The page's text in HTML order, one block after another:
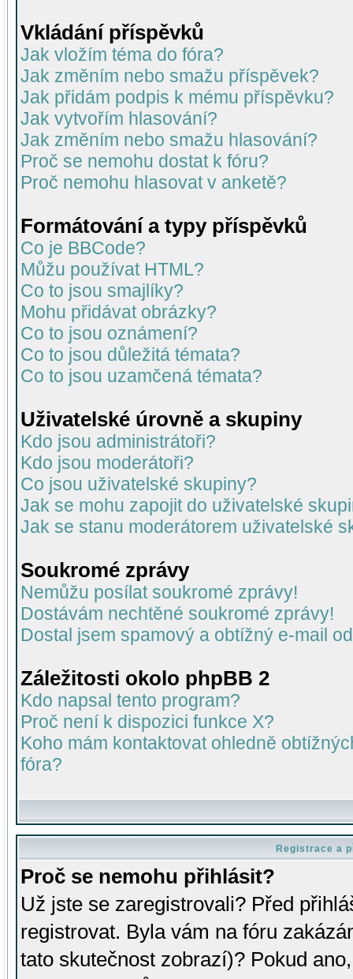
Vkládání příspěvků
Jak vložím téma do fóra?
Jak změním nebo smažu příspěvek?
Jak přidám podpis k mému příspěvku?
Jak vytvořím hlasování?
Jak změním nebo smažu hlasování?
Proč se nemohu dostat k fóru?
Proč nemohu hlasovat v anketě?
Formátování a typy příspěvků
Co je BBCode?
Můžu používat HTML?
Co to jsou smajlíky?
Mohu přidávat obrázky?
Co to jsou oznámení?
Co to jsou důležitá témata?
Co to jsou uzamčená témata?
Uživatelské úrovně a skupiny
Kdo jsou administrátoři?
Kdo jsou moderátoři?
Co jsou uživatelské skupiny?
Jak se mohu zapojit do uživatelské
Jak se stanu moderátorem uživatelské
Soukromé zprávy
Nemůžu posílat soukromé zprávy!
Dostávám nechtěné soukromé zprávy!
Dostal jsem spamový a obtížný e-mail
Záležitosti okolo phpBB 2
Kdo napsal tento program?
Proč není k dispozici funkce X?
Koho mám kontaktovat ohledně
fóra?
Registrace a
Proč se nemohu přihlásit?
Už jste se zaregistrovali? Před
registrovat. Byla vám na fóru
tato skutečnost zobrazí)? Pokud